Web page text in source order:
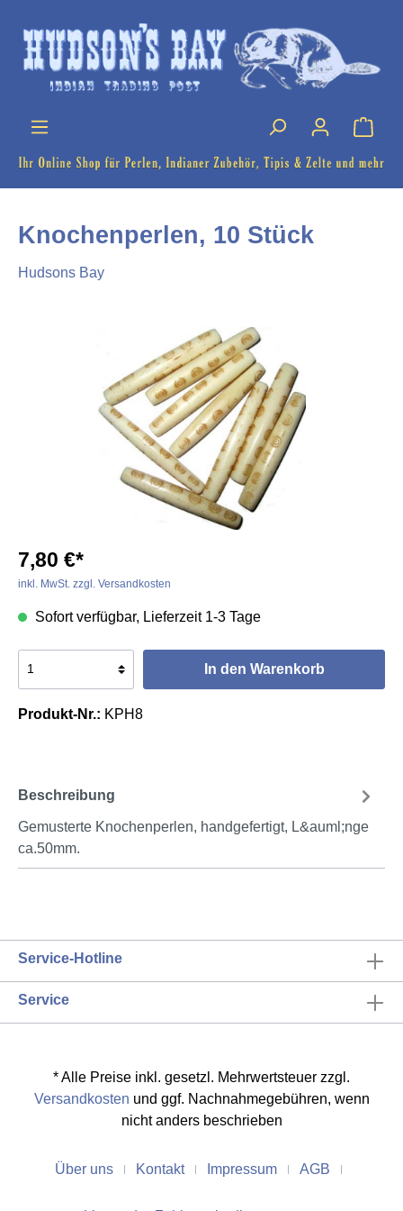
Knochenperlen, 10 Stück
Hudsons Bay
7,80 €*
inkl. MwSt. zzgl. Versandkosten
Sofort verfügbar, Lieferzeit 1-3 Tage
In den Warenkorb
Produkt-Nr.: KPH8
Beschreibung
Gemusterte Knochenperlen, handgefertigt, L&auml;nge
ca.50mm.
Service-Hotline
Service
* Alle Preise inkl. gesetzl. Mehrwertsteuer zzgl.
Versandkosten und ggf. Nachnahmegebühren, wenn
nicht anders beschrieben
Über uns Kontakt Impressum AGB